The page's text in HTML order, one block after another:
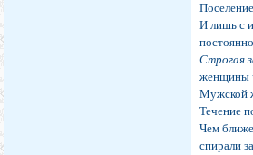
И лишь с
Строгая
женщины
Мужской
Течение
Чем
спирали